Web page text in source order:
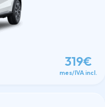
319€
mes/IVA incl.